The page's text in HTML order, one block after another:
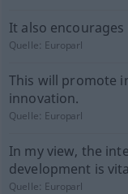
It also
Quelle: Europarl
This will promote
innovation.
Quelle: Europarl
In my view, the
development is
Quelle: Europarl